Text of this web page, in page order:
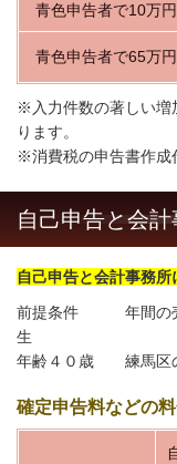
青色申告者で10万
青色申告者で65万
※入力件数の著しい増
ります。
※消費税の申告書作成
自己申告と会
自己申告と会計事務
前提条件 年間の売
生
年齢４０歳 練馬区
確定申告料などの